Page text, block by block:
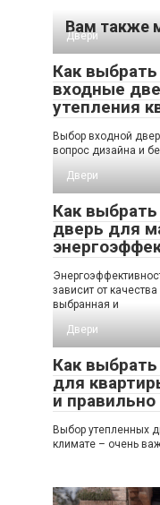
Вам также
Двери
Как
входные
утепления
Выбор входной
вопрос дизайна и
Двери
Как
дверь для
зависит от
выбранная и
Двери
Как
для
и правильно
Выбор утепленных
климате – очень